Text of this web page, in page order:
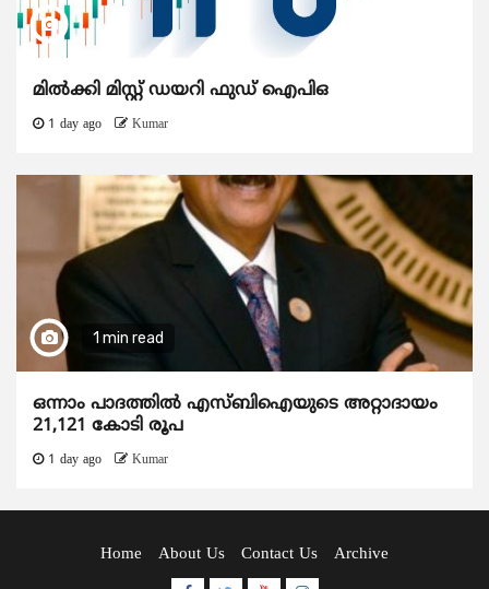
മിൽക്കി മിസ്റ്റ് ഡയറി ഫുഡ് ഐപിഒ
1 day ago Kumar
1 min read
ഒന്നാം പാദത്തിൽ എസ്ബിഐയുടെ അറ്റാദായം
21,121 കോടി രൂപ
1 day ago Kumar
Home About Us Contact Us Archive